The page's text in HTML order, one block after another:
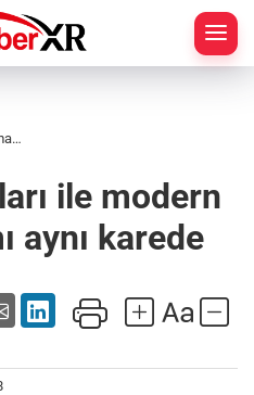
ile modern
aynı karede